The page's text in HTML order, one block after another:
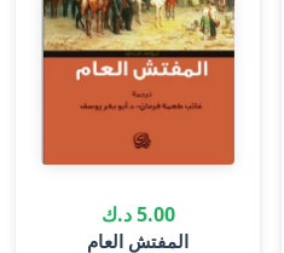
5.00 د.ك
المفتش العام